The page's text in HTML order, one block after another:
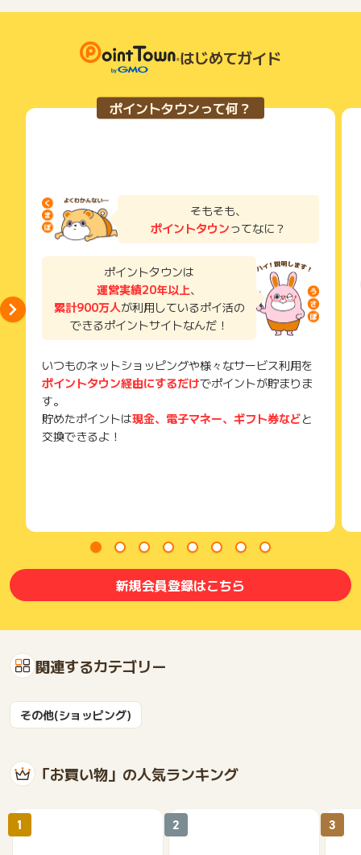
下記の事項に該当する場合、広告主側で対象外とみなし、「獲
・同一端末や同一世帯で、繰り返し利用不可のサービス・お買
い物を複数回ご利用された場合
・他のポイントサイトや比較サイト、検索サイトなどを経由し
ご利用前には、Cookieの削除をおこなっていただくことを推奨
します。
読みください。
お申し込みやお買い物後、利用したサイトから送られる購入完
獲得待ち・獲得失敗の状態でお問い合わせされる際に、該当の
メールを送っていただく場合がございます。
そのため、紛失・破棄された場合は対応いたしかねますので、
ご注意ください。
各サービス・お買い物の獲得ポイントや獲得条件、キャンペー
ン期間が予告なしに変更される場合がございますが、ご利用さ
条件を達成しているかどうかは各広告主ではなく、代理店が行
っているため、広告主はポイントに関する詳細を把握しており
広告に遷移しない場合は掲載が終了となっておりポイントが獲
得できませんので、ご注意くださいませ。
はじめてガイド
ポイントタウンって何？
そもそも、
ポイントタウンってなに？
ポイントタウンは
運営実績20年以上、
累計900万人が利用しているポイ活の
できるポイントサイトなんだ！
いつものネットショッピングや様々なサービス利用を
ポイントタウン経由にするだけでポイントが貯まりま
す。
貯めたポイントは現金、電子マネー、ギフト券などと
交換できるよ！
新規会員登録はこちら
関連するカテゴリー
その他(ショッピング)
「お買い物」の人気ランキング
1 2 3